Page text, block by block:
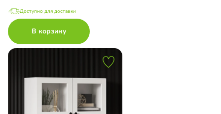
Доступно для доставки
В корзину